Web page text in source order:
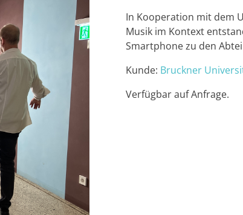
In Kooperation mit dem
Musik im Kontext
Smartphone zu den
Kunde: Bruckner
Verfügbar auf Anfrage.